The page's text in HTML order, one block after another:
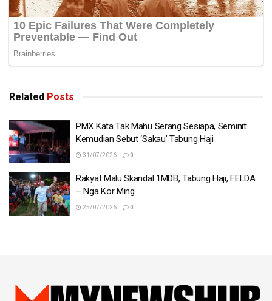
Related Posts
PMX Kata Tak Mahu Serang Sesiapa, Seminit
Kemudian Sebut ‘Sakau’ Tabung Haji
31/07/2026 0
Rakyat Malu Skandal 1MDB, Tabung Haji, FELDA
– Nga Kor Ming
25/07/2026 0